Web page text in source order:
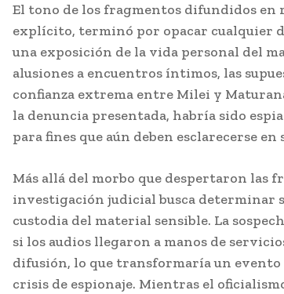
El tono de los fragmentos difundidos en
explícito, terminó por opacar cualquier
una exposición de la vida personal del
alusiones a encuentros íntimos, las
confianza extrema entre Milei y
la denuncia presentada, habría sido
para fines que aún deben esclarecerse en
Más allá del morbo que despertaron las
investigación judicial busca determinar
custodia del material sensible. La
si los audios llegaron a manos de
difusión, lo que transformaría un
crisis de espionaje. Mientras el